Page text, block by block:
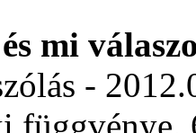
mi
-